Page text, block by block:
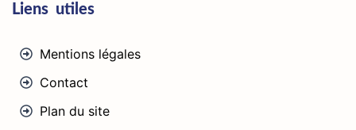
Liens utiles
Mentions légales
Contact
Plan du site